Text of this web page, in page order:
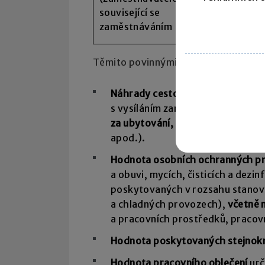
související se
zaměstnáváním
v evidenci
a výdajů
Těmito povinnými výdaji jsou (§ 24
Náhrady cestovních výdajů podle
s vysíláním zaměstnanců na
za ubytování, za dopravu
apod.).
Hodnota osobních ochranných
a obuvi, mycích, čisticích a
poskytovaných v rozsahu
a chladných provozech), včetně
a pracovních prostředků,
Hodnota poskytovaných
Hodnota pracovního oblečení